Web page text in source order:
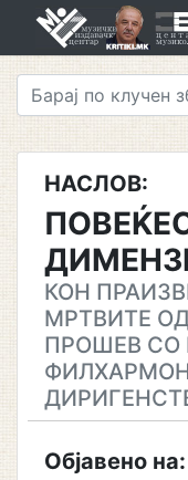
НАСЛОВ:
КОН
МРТВИТЕ
ПРОШЕВ СО
Објавено на: